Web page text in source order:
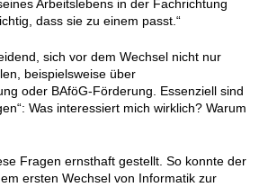
Arbeitslebens in der Fachrichtung
dass sie zu einem passt.“
sich vor dem Wechsel nicht nur
beispielsweise über
oder BAföG-Förderung. Essenziell sind
Was interessiert mich wirklich? Warum
Fragen ernsthaft gestellt. So konnte der
ersten Wechsel von Informatik zur